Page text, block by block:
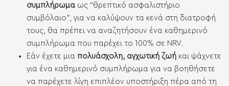
συμπλήρωμα ως “θρεπτικό ασφαλιστήριο
συμβόλαιο”, για να καλύψουν τα κενά στη διατροφή
τους, θα πρέπει να αναζητήσουν ένα καθημερινό
συμπλήρωμα που παρέχει το 100% σε NRV.
Εάν έχετε μια πολυάσχολη, αγχωτική ζωή και ψάχνετε
για ένα καθημερινό συμπλήρωμα για να βοηθήσετε
να παρέχετε λίγη επιπλέον υποστήριξη πέρα ​​από τη